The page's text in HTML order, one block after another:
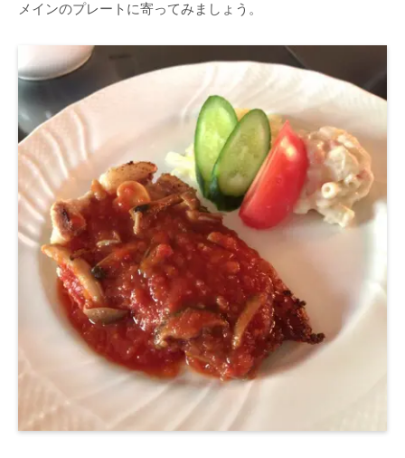
メインのプレートに寄ってみましょう。